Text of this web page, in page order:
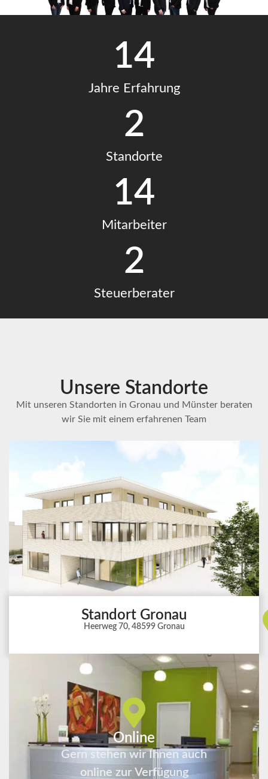
14
Jahre Erfahrung
2
Standorte
14
Mitarbeiter
2
Steuerberater
Unsere Standorte
Mit unseren Standorten in Gronau und Münster beraten
wir Sie mit einem erfahrenen Team
Standort Gronau
Heerweg 70, 48599 Gronau
Online
Gern stehen wir Ihnen auch
online zur Verfügung